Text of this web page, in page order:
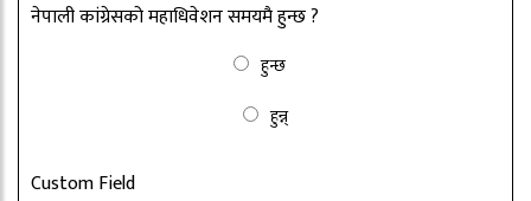
नेपाली कांग्रेसको महाधिवेशन समयमै हुन्छ ?
हुन्छ
हुन्न्
Custom Field